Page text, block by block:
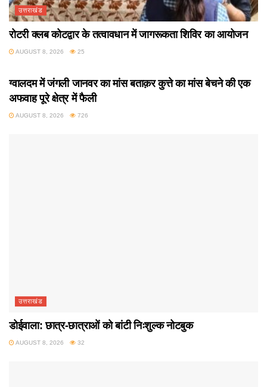
उत्तराखंड
रोटरी क्लब कोटद्वार के तत्वावधान में जागरूकता शिविर का आयोजन
AUGUST 8, 2026 25
ग्वालदम में जंगली जानवर का मांस बताक़र कुत्ते का मांस बेचने की एक
अफवाह पूरे क्षेत्र में फैली
AUGUST 8, 2026 726
उत्तराखंड
डोईवाला: छात्र-छात्राओं को बांटी निःशुल्क नोटबुक
AUGUST 8, 2026 32